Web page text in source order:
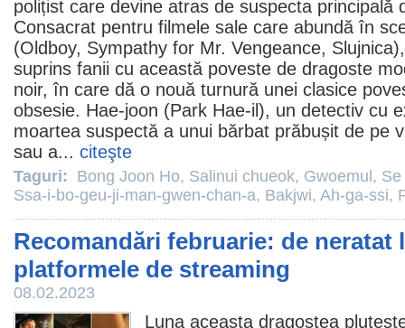
polițist care devine atras de suspecta principală
Consacrat pentru filmele sale care abundă în
(Oldboy, Sympathy for Mr. Vengeance,
suprins fanii cu această poveste de dragoste
noir, în care dă o nouă turnură unei clasice
obsesie. Hae-joon (Park Hae-il ), un detectiv cu
moartea suspectă a unui bărbat prăbușit de pe
sau a... citeşte
Taguri: Bong Joon Ho, Salinui chueok, Gwoemul ,
Ssa-i-bo-geu-ji-man-gwen-chan-a, Bakjwi, Ah-ga-ssi,
Recomandări februarie: de neratat
platformele de streaming
08.02.2023
Luna aceasta dragostea